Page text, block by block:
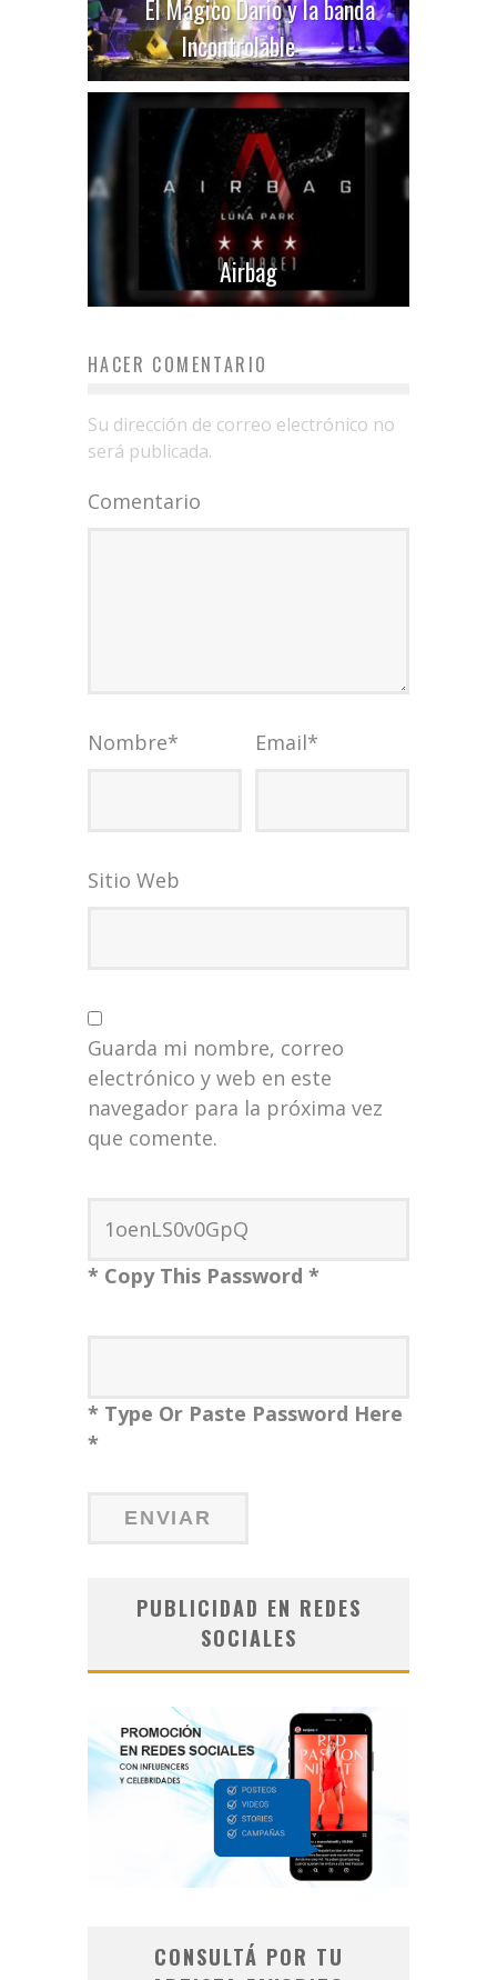
El Mágico Dario y la banda
Incontrolable
Airbag
HACER COMENTARIO
Su dirección de correo electrónico no
será publicada.
Comentario
Nombre* Email*
Sitio Web
Guarda mi nombre, correo
electrónico y web en este
navegador para la próxima vez
que comente.
* Copy This Password *
* Type Or Paste Password Here
*
PUBLICIDAD EN REDES
SOCIALES
CONSULTÁ POR TU